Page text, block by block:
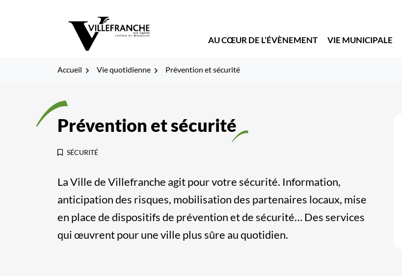
AU CŒUR DE L’ÉVÈNEMENT VIE MUNICIPALE
Accueil Vie quotidienne Prévention et sécurité
Prévention et sécurité
SÉCURITÉ
La Ville de Villefranche agit pour votre sécurité. Information,
anticipation des risques, mobilisation des partenaires locaux, mise
en place de dispositifs de prévention et de sécurité… Des services
qui œuvrent pour une ville plus sûre au quotidien.